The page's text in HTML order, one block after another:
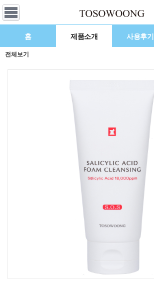
홈 제품소개 사용후기
전체보기